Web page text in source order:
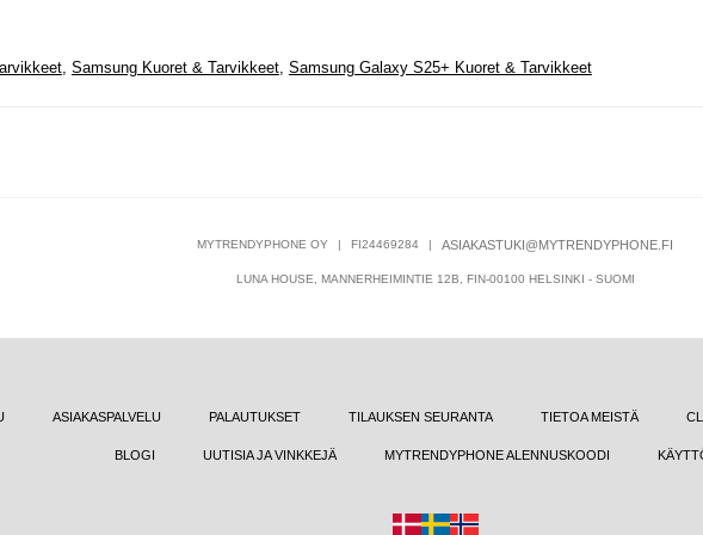
, Samsung Kuoret & Tarvikkeet, Samsung Galaxy S25+ Kuoret & Tarvikkeet
MYTRENDYPHONE OY | FI24469284 | ASIAKASTUKI@MYTRENDYPHONE.FI
LUNA HOUSE, MANNERHEIMINTIE 12B, FIN-00100 HELSINKI - SUOMI
ASIAKASPALVELU PALAUTUKSET TILAUKSEN SEURANTA TIETOA MEISTÄ
BLOGI UUTISIA JA VINKKEJÄ MYTRENDYPHONE ALENNUSKOODI